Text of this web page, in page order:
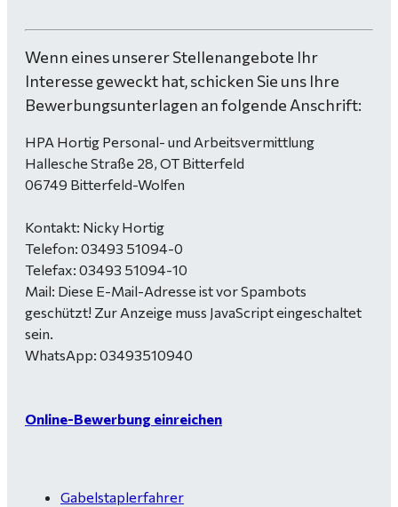
Wenn eines unserer Stellenangebote Ihr
Interesse geweckt hat, schicken Sie uns Ihre
Bewerbungsunterlagen an folgende Anschrift:
HPA Hortig Personal- und Arbeitsvermittlung
Hallesche Straße 28, OT Bitterfeld
06749 Bitterfeld-Wolfen
Kontakt: Nicky Hortig
Telefon: 03493 51094-0
Telefax: 03493 51094-10
Mail: Diese E-Mail-Adresse ist vor Spambots
geschützt! Zur Anzeige muss JavaScript eingeschaltet
sein.
WhatsApp: 03493510940
Online-Bewerbung einreichen
Gabelstaplerfahrer